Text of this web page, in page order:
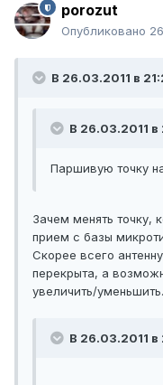
porozut
Опубликовано
В 26.03.2011 в
В 26.03.2011 в
Паршивую точку
Зачем менять точку,
прием с базы
Скорее всего
перекрыта, а
увеличить/уменьшить.
В 26.03.2011 в